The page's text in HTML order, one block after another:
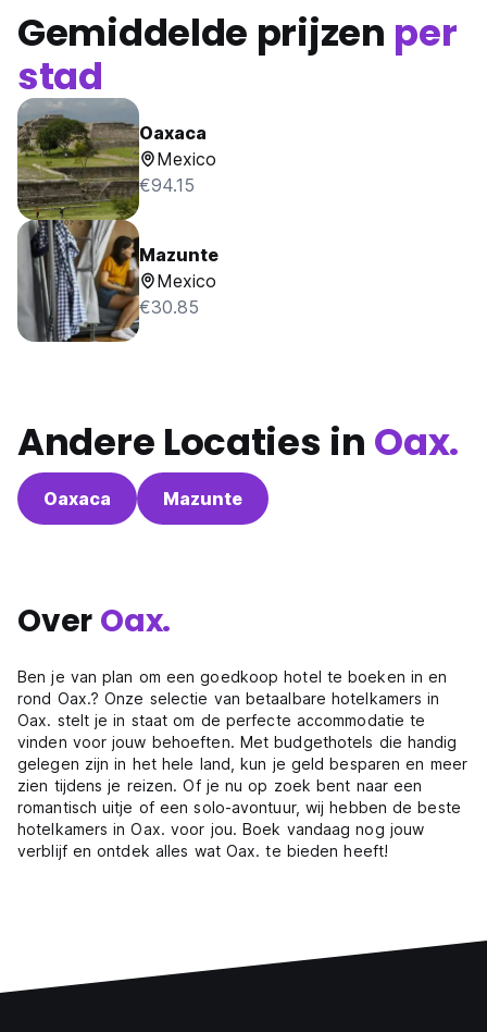
Gemiddelde prijzen per
stad
Oaxaca
Mexico
€94.15
Mazunte
Mexico
€30.85
Andere Locaties in Oax.
Oaxaca Mazunte
Over Oax.
Ben je van plan om een goedkoop hotel te boeken in en
rond Oax.? Onze selectie van betaalbare hotelkamers in
Oax. stelt je in staat om de perfecte accommodatie te
vinden voor jouw behoeften. Met budgethotels die handig
gelegen zijn in het hele land, kun je geld besparen en meer
zien tijdens je reizen. Of je nu op zoek bent naar een
romantisch uitje of een solo-avontuur, wij hebben de beste
hotelkamers in Oax. voor jou. Boek vandaag nog jouw
verblijf en ontdek alles wat Oax. te bieden heeft!